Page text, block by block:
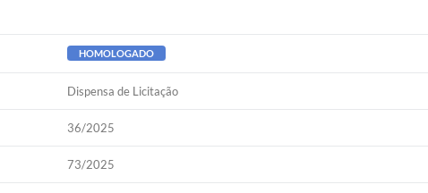
HOMOLOGADO
Dispensa de Licitação
36/2025
73/2025